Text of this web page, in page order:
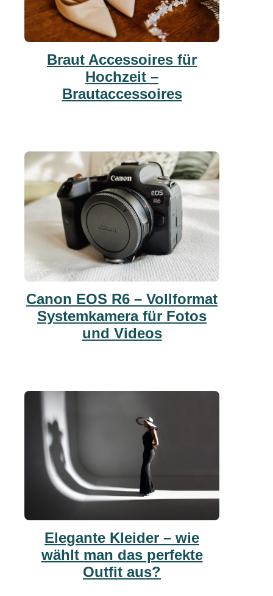
Braut Accessoires für
Hochzeit –
Brautaccessoires
Canon EOS R6 – Vollformat
Systemkamera für Fotos
und Videos
Elegante Kleider – wie
wählt man das perfekte
Outfit aus?